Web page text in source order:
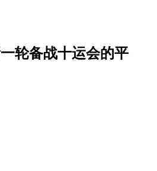
轮备战十运会的平